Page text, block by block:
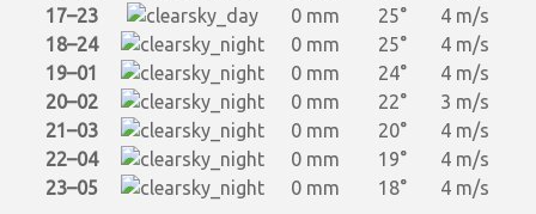
17–23
0 mm 25°
4 m/s
18–24
0 mm 25°
4 m/s
19–01
0 mm 24°
4 m/s
20–02
0 mm 22°
3 m/s
21–03
0 mm 20°
4 m/s
22–04
0 mm 19°
4 m/s
23–05
0 mm 18° 4 m/s